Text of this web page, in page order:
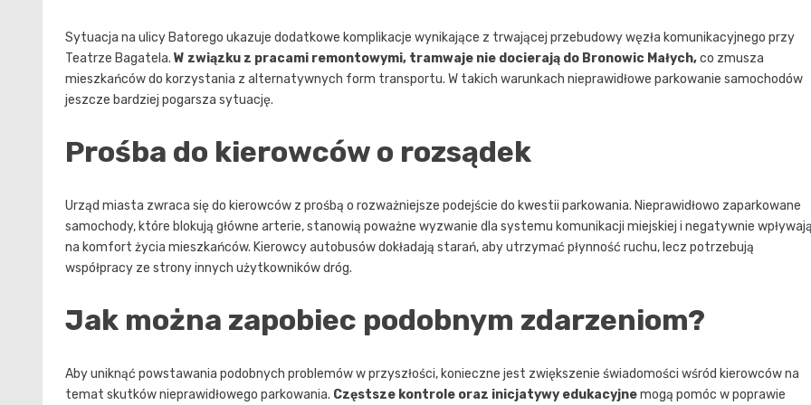
Sytuacja na ulicy Batorego ukazuje dodatkowe komplikacje wynikające z trwającej przebudowy węzła komunikacyjnego przy
Teatrze Bagatela. W związku z pracami remontowymi, tramwaje nie docierają do Bronowic Małych,co zmusza
mieszkańców do korzystania z alternatywnych form transportu. W takich warunkach nieprawidłowe parkowanie samochodów
jeszcze bardziej pogarsza sytuację.
Prośba do kierowców o rozsądek
Urząd miasta zwraca się do kierowców z prośbą o rozważniejsze podejście do kwestii parkowania. Nieprawidłowo zaparkowane
samochody, które blokują główne arterie, stanowią poważne wyzwanie dla systemu komunikacji miejskiej i negatywnie
na komfort życia mieszkańców. Kierowcy autobusów dokładają starań, aby utrzymać płynność ruchu, lecz potrzebują
współpracy ze strony innych użytkowników dróg.
Jak można zapobiec podobnym zdarzeniom?
Aby uniknąć powstawania podobnych problemów w przyszłości, konieczne jest zwiększenie świadomości wśród kierowców na
temat skutków nieprawidłowego parkowania. Częstsze kontrole oraz inicjatywy edukacyjnemogą pomóc w poprawie